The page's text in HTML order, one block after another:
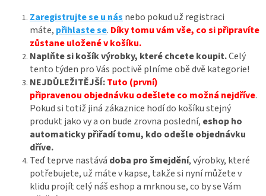
Zaregistrujte se u nás nebo pokud už registraci
máte, přihlaste se. Díky tomu vám vše, co si připravíte
zůstane uložené v košíku.
Naplňte si košík výrobky, které chcete koupit.Celý
tento týden pro Vás poctivě plníme obě dvě kategorie!
NEJDŮLEŽITĚJŠÍ:Tuto (první)
připravenou objednávku odešlete co možná nejdříve.
Pokud si totiž jiná zákaznice hodí do košíku stejný
produkt jako vy a on bude zrovna poslední, eshop ho
automaticky přiřadí tomu, kdo odešle objednávku
dříve.
Teď teprve nastává doba pro šmejdění, výrobky, které
potřebujete, už máte v kapse, takže si nyní můžete v
klidu projít celý náš eshop a mrknou se, co by se Vám